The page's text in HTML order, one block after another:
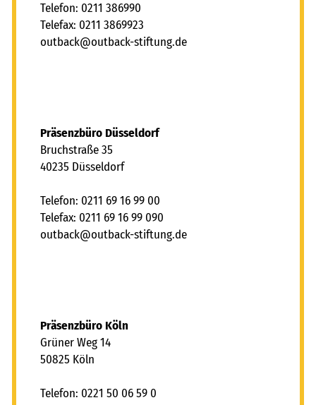
Telefon: 0211 386990
Telefax: 0211 3869923
tb ck tb ck-stft ngd
Präsenzbüro Düsseldorf
Bruchstraße 35
40235 Düsseldorf
Telefon: 0211 69 16 99 00
Telefax: 0211 69 16 99 090
tb ck tb ck-stft ngd
Präsenzbüro Köln
Grüner Weg 14
50825 Köln
Telefon: 0221 50 06 59 0